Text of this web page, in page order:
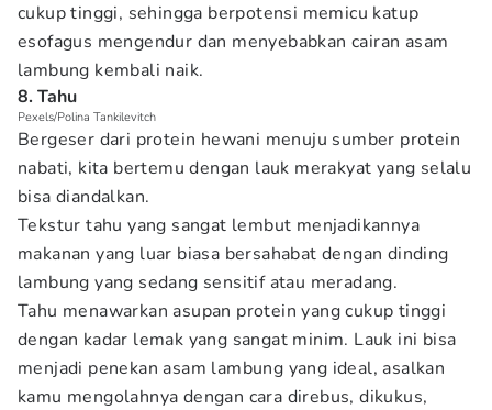
cukup tinggi, sehingga berpotensi memicu katup
esofagus mengendur dan menyebabkan cairan asam
lambung kembali naik.
8. Tahu
Pexels/Polina Tankilevitch
Bergeser dari protein hewani menuju sumber protein
nabati, kita bertemu dengan lauk merakyat yang selalu
bisa diandalkan.
Tekstur tahu yang sangat lembut menjadikannya
makanan yang luar biasa bersahabat dengan dinding
lambung yang sedang sensitif atau meradang.
Tahu menawarkan asupan protein yang cukup tinggi
dengan kadar lemak yang sangat minim. Lauk ini bisa
menjadi penekan asam lambung yang ideal, asalkan
kamu mengolahnya dengan cara direbus, dikukus,